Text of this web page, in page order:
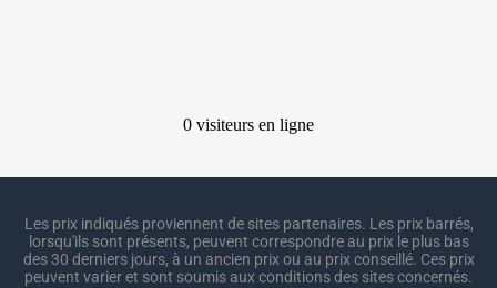
Les prix indiqués proviennent de sites partenaires. Les prix barrés,
lorsqu'ils sont présents, peuvent correspondre au prix le plus bas
des 30 derniers jours, à un ancien prix ou au prix conseillé. Ces prix
peuvent varier et sont soumis aux conditions des sites concernés.